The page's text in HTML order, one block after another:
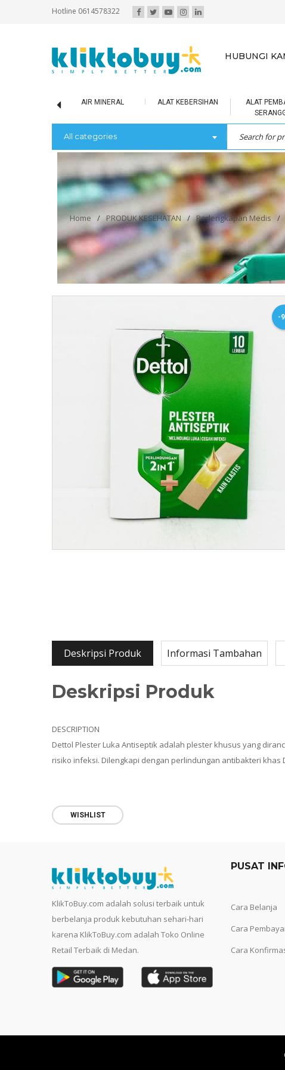
Hotline 0614578322
HUBUNGI
AIR MINERAL ALAT KEBERSIHAN
ALAT
All categories
Home / PRODUK KESEHATAN / Perlengkapan Medis /
-
Deskripsi Produk Informasi Tambahan
Deskripsi Produk
DESCRIPTION
Dettol Plester Luka Antiseptik adalah plester khusus yang
risiko infeksi. Dilengkapi dengan perlindungan antibakteri
WISHLIST
KlikToBuy.com adalah solusi terbaik untuk
berbelanja produk kebutuhan sehari-hari
karena KlikToBuy.com adalah Toko Online
Retail Terbaik di Medan.
PUSAT
Cara Belanja
Cara
Cara